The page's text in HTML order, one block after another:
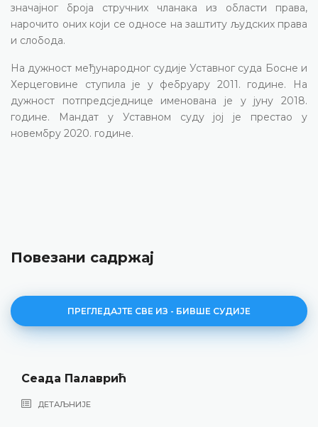
значајног броја стручних чланака из области права,
нарочито оних који се односе на заштиту људских права
и слобода.
На дужност међународног судије Уставног суда Босне и
Херцеговине ступила је у фебруару 2011. године. На
дужност потпредсједнице именована је у јуну 2018.
године. Мандат у Уставном суду јој је престао у
новембру 2020. године.
Повезани садржај
ПРЕГЛЕДАЈТЕ СВЕ ИЗ - БИВШЕ СУДИЈЕ
Сеада Палаврић
ДЕТАЉНИЈЕ